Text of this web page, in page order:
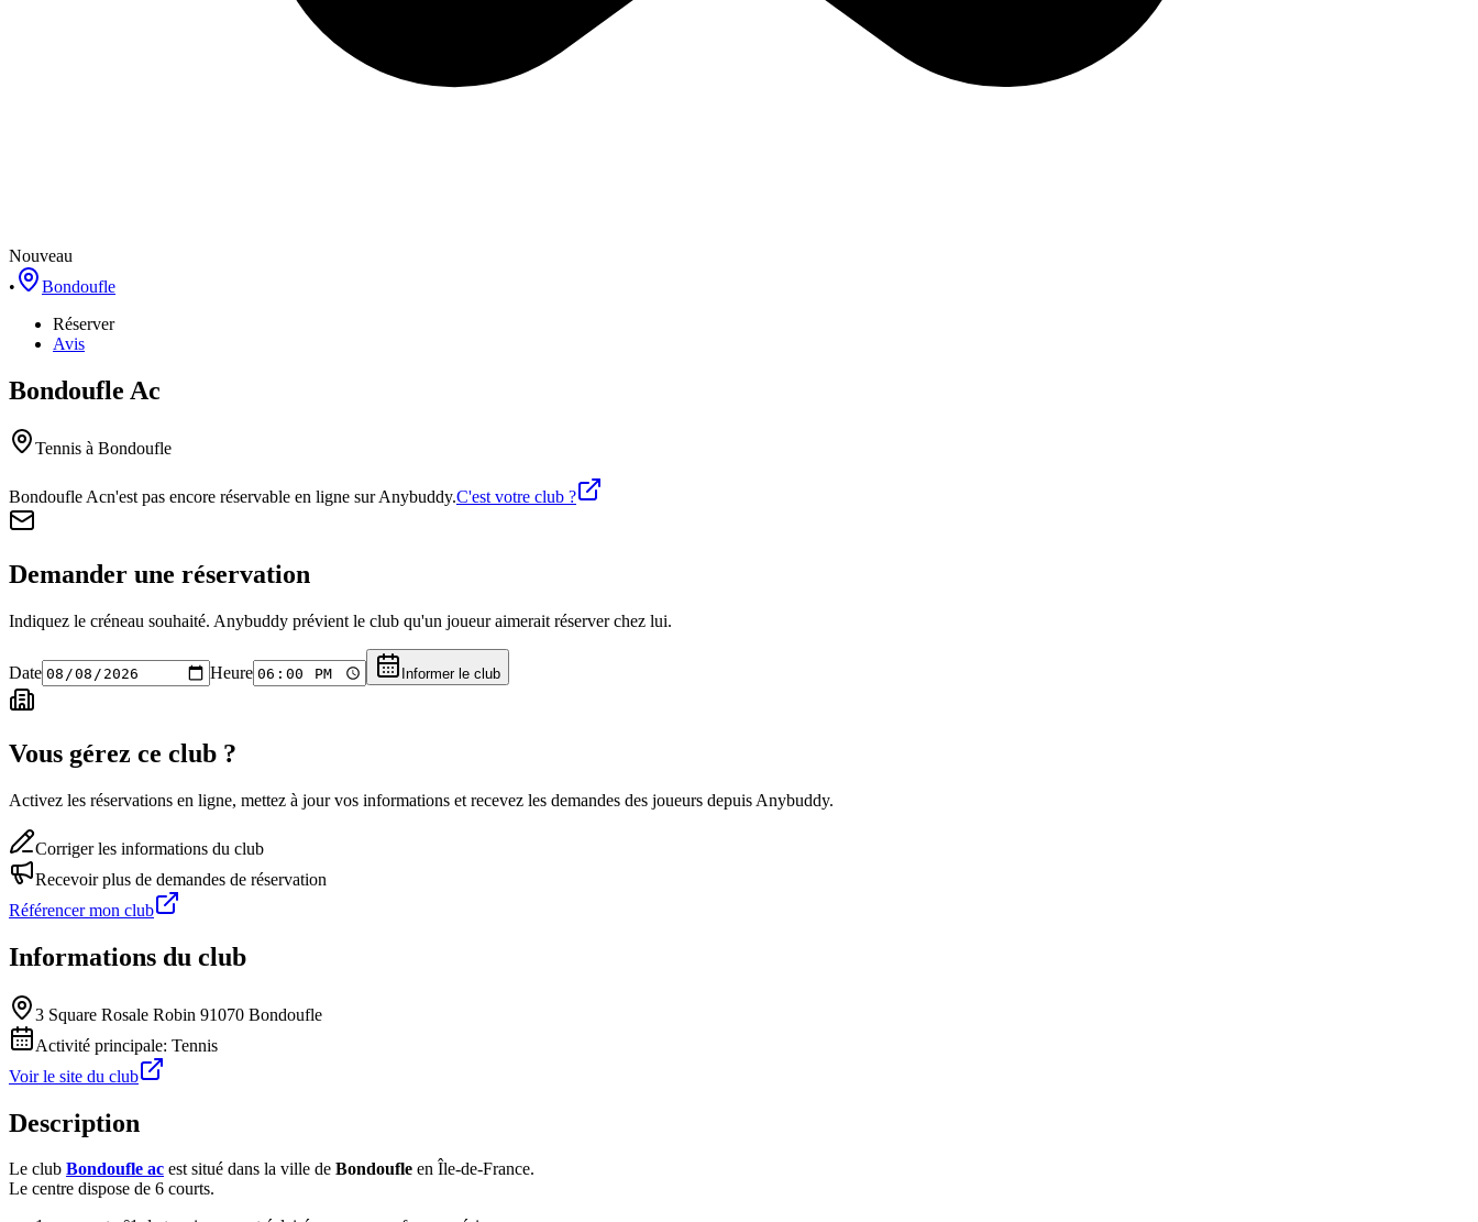
Nouveau
•
Bondoufle
Réserver
Avis
Bondoufle Ac
Tennis à Bondoufle
Bondoufle Acn'est pas encore réservable en ligne sur Anybuddy.C'est votre club ?
Demander une réservation
Indiquez le créneau souhaité. Anybuddy prévient le club qu'un joueur aimerait réserver chez lui.
Date Heure Informer le club
Vous gérez ce club ?
Activez les réservations en ligne, mettez à jour vos informations et recevez les demandes des joueurs depuis Anybuddy.
Corriger les informations du club
Recevoir plus de demandes de réservation
Référencer mon club
Informations du club
3 Square Rosale Robin 91070 Bondoufle
Activité principale: Tennis
Voir le site du club
Description
Le club Bondoufle ac est situé dans la ville de Bondoufle en Île-de-France.
Le centre dispose de 6 courts.